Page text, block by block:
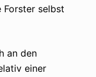
Forster selbst
an den
einer